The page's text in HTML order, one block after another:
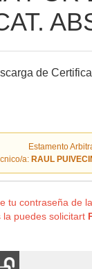
de
Estamento
a: RAUL
tu contraseña de
la puedes solicitart